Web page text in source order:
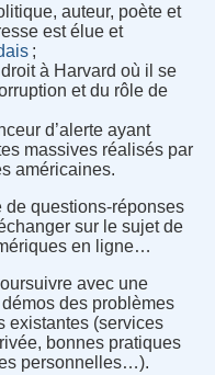
auteur, poète et
est élue et
;
à Harvard où il se
et du rôle de
d’alerte ayant
massives réalisés par
américaines.
questions-réponses
sur le sujet de
en ligne…
avec une
des problèmes
existantes (services
bonnes pratiques
personnelles…).